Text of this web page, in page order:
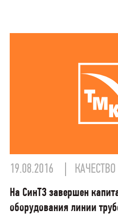
19.08.2016 КАЧЕСТВО
На СинТЗ завершен
оборудования линии